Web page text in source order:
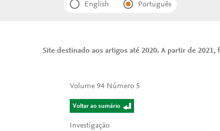
English Português
Site destinado aos artigos até 2020. A partir de
Volume 94 Número 5
Voltar ao sumário
Investigação